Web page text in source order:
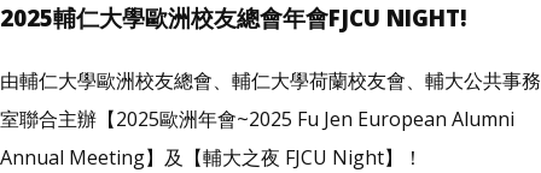
2025輔仁大學歐洲校友總會年會FJCU NIGHT!
由輔仁大學歐洲校友總會、輔仁大學荷蘭校友會、輔大公共事務
室聯合主辦【2025歐洲年會~2025 Fu Jen European Alumni
Annual Meeting】及【輔大之夜 FJCU Night】！